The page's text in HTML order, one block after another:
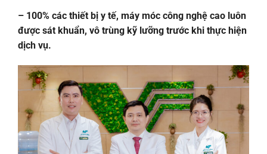
– 100% các thiết bị y tế, máy móc công nghệ cao luôn
được sát khuẩn, vô trùng kỹ lưỡng trước khi thực hiện
dịch vụ.